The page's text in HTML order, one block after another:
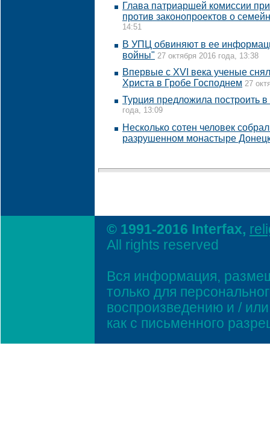
Глава патриаршей комиссии
против законопроектов о
14:51
В УПЦ обвиняют в ее
войны" 27 октября 2016 года, 13:38
Впервые с XVI века ученые
Христа в Гробе Господнем 27
Турция предложила построить
года, 13:09
Несколько сотен человек
разрушенном монастыре
© 1991-2016 Interfax,
All rights reserved
Вся информация,
только для
воспроизведению и /
как с письменного